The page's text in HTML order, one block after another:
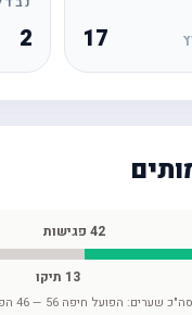
17
2
42פגישות
13 תיקו
סה"כ שערים: הפועל חיפה 56
—
46